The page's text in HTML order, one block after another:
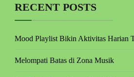
RECENT POSTS
Mood Playlist Bikin Aktivitas Harian
Melompati Batas di Zona Musik